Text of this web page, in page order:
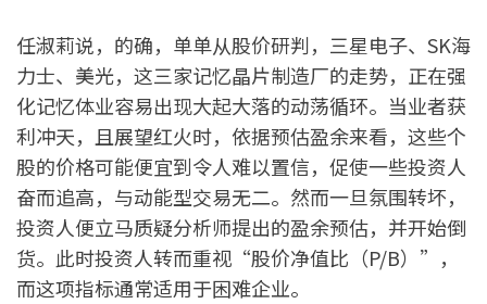
任淑莉说，的确，单单从股价研判，三星电子、SK海
力士、美光，这三家记忆晶片制造厂的走势，正在强
化记忆体业容易出现大起大落的动荡循环。当业者获
利冲天，且展望红火时，依据预估盈余来看，这些个
股的价格可能便宜到令人难以置信，促使一些投资人
奋而追高，与动能型交易无二。然而一旦氛围转坏，
投资人便立马质疑分析师提出的盈余预估，并开始倒
货。此时投资人转而重视“股价净值比（P/B）”，
而这项指标通常适用于困难企业。